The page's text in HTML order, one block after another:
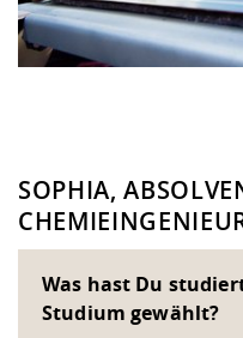
SOPHIA,
Was hast Du
Studium gewählt?